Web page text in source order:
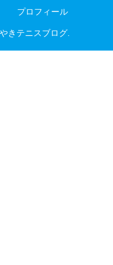
プロフィール
きテニスブログ.